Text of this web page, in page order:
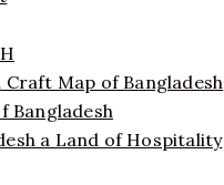
Map of Bangladesh
Bangladesh
a Land of Hospitality